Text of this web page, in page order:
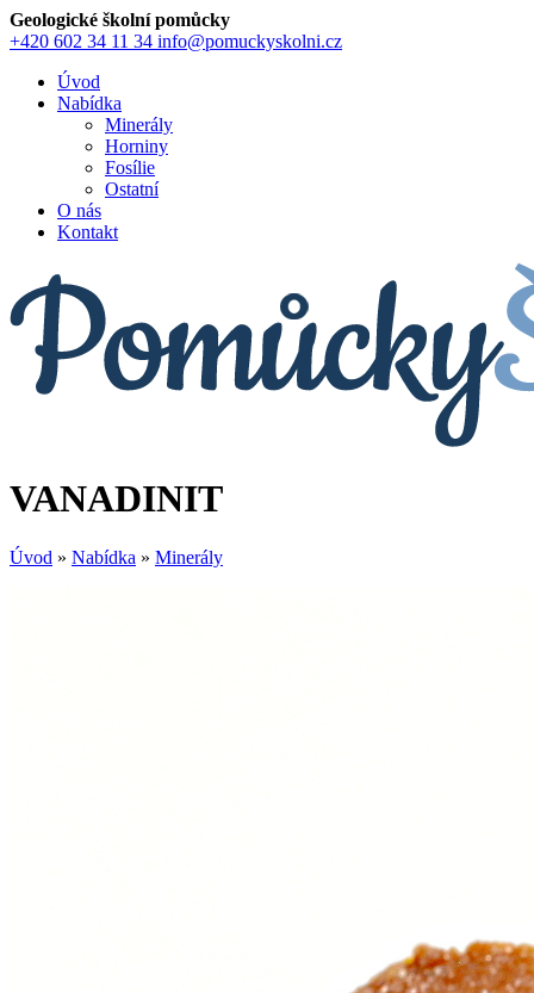
Geologické školní pomůcky
+420 602 34 11 34 info@pomuckyskolni.cz
Úvod
Nabídka
Minerály
Horniny
Fosílie
Ostatní
O nás
Kontakt
VANADINIT
Úvod » Nabídka » Minerály